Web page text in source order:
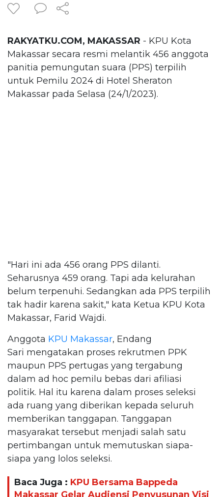
RAKYATKU.COM, MAKASSAR - KPU Kota
Makassar secara resmi melantik 456 anggota
panitia pemungutan suara (PPS) terpilih
untuk Pemilu 2024 di Hotel Sheraton
Makassar pada Selasa (24/1/2023).
"Hari ini ada 456 orang PPS dilanti.
Seharusnya 459 orang. Tapi ada kelurahan
belum terpenuhi. Sedangkan ada PPS terpilih
tak hadir karena sakit," kata Ketua KPU Kota
Makassar, Farid Wajdi.
Anggota KPU Makassar, Endang
Sari mengatakan proses rekrutmen PPK
maupun PPS pertugas yang tergabung
dalam ad hoc pemilu bebas dari afiliasi
politik. Hal itu karena dalam proses seleksi
ada ruang yang diberikan kepada seluruh
memberikan tanggapan. Tanggapan
masyarakat tersebut menjadi salah satu
pertimbangan untuk memutuskan siapa-
siapa yang lolos seleksi.
Baca Juga : KPU Bersama Bappeda
Makassar Gelar Audiensi Penyusunan Visi